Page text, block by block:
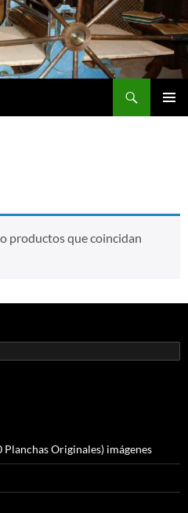
productos que coincidan
Originales) imágenes